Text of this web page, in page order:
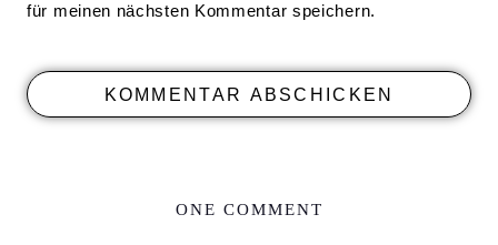
für meinen nächsten Kommentar speichern.
ONE COMMENT